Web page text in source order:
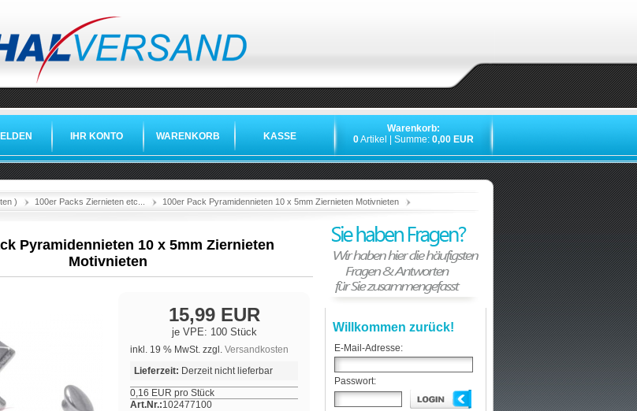
IHR KONTO WARENKORB KASSE
Warenkorb:
0Artikel | Summe: 0,00 EUR
) 100er Packs Ziernieten etc... 100er Pack Pyramidennieten 10 x 5mm Ziernieten Motivnieten
Pyramidennieten 10 x 5mm Ziernieten
Motivnieten
15,99 EUR
je VPE: 100 Stück
inkl. 19 % MwSt. zzgl. Versandkosten
Lieferzeit: Derzeit nicht lieferbar
0,16 EUR pro Stück
Art.Nr.:102477100
Willkommen zurück!
E-Mail-Adresse:
Passwort: